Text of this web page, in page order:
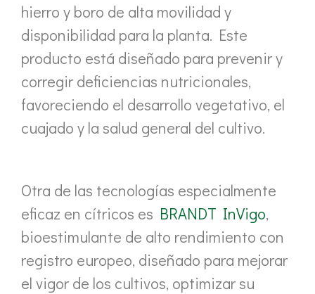
hierro y boro de alta movilidad y
disponibilidad para la planta. Este
producto está diseñado para prevenir y
corregir deficiencias nutricionales,
favoreciendo el desarrollo vegetativo, el
cuajado y la salud general del cultivo.
Otra de las tecnologías especialmente
eficaz en cítricos es BRANDT InVigo,
bioestimulante de alto rendimiento con
registro europeo, diseñado para mejorar
el vigor de los cultivos, optimizar su